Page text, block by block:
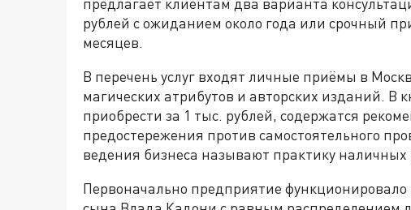
рублей с ожиданием около года или срочный
месяцев.
В перечень услуг входят личные приёмы в
магических атрибутов и авторских изданий. В
приобрести за 1 тыс. рублей, содержатся
предостережения против самостоятельного
ведения бизнеса называют практику наличных
Первоначально предприятие функционировало